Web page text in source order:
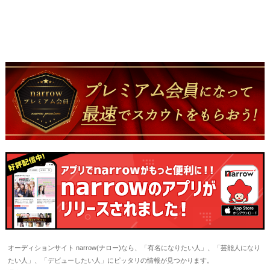
オーディションサイト narrow(ナロー)なら、「有名になりたい人」、「芸能人になり
たい人」、「デビューしたい人」にピッタリの情報が見つかります。